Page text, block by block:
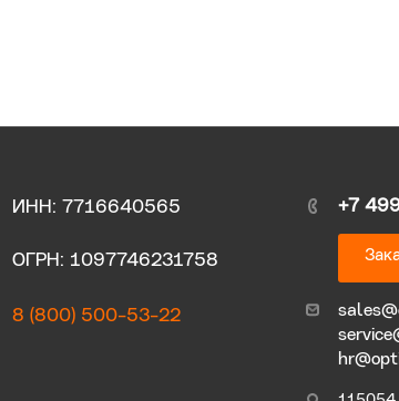
ИНН: 7716640565
ОГРН: 1097746231758
8 (800) 500-53-22
+7